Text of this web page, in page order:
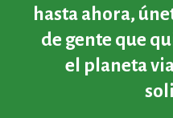
hasta ahora,
de gente que
el planeta